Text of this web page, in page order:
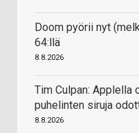
Doom pyörii nyt
64:llä
8.8.2026
Tim Culpan: Applella
puhelinten siruja
8.8.2026